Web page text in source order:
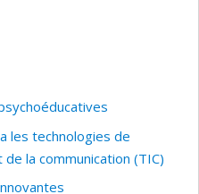
les technologies de
la communication (TIC)